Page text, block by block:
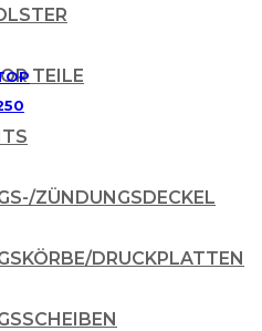
TEILE
ZÜNDUNGSDECKEL
DRUCKPLATTEN